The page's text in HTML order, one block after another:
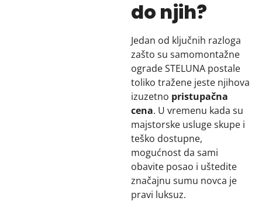
do njih?
Jedan od ključnih razloga
zašto su samomontažne
ograde STELUNA postale
toliko tražene jeste njihova
izuzetno pristupačna
cena. U vremenu kada su
majstorske usluge skupe i
teško dostupne,
mogućnost da sami
obavite posao i uštedite
značajnu sumu novca je
pravi luksuz.